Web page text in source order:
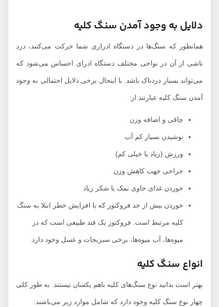
دلایل به وجود آمدن سنگ کلیه
همانطور که سنگ‌ها در دستگاه ادراری شما حرکت می‌کنند، درد
ناشی از آن در نواحی مختلف دستگاه ادرای احساس می‌شود که
می‌تواند بسیار دردناک باشد. با اینحال برخی دلایل احتمالی به وجود
آمدن سنگ کلیه عبارتند از:
چاقی و اضافه وزن
نوشیدن بسیار کم آب
ورزش (زیاد یا خیلی کم)
جراحی جهت کاهش وزن
خوردن غذای حاوی نمک یا شکر زیاد
خوردن بیش از حد فروکتوز که با افزایش خطر ابتلا به سنگ
کلیه مرتبط است. فروکتوز یک قند طبیعی است که در
میوه‌ها، آب میوه‌ها، برخی سبزیجات و عسل وجود دارد.
انواع سنگ کلیه
بهتر است بدانید نوع سنگ‌های کلیه باهم یکسان نیستند. به طور کلی
چهار نوع سنگ کلیه وجود دارد که شامل موارد زیر می‌باشند: